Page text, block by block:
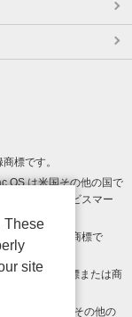
標です。
OS は米国その他の国で
Inc. のサービスマー
LLC の商標で
おける登録商標または商
の米国およびその他の
These
site